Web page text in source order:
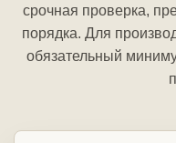
срочная проверка,
порядка. Для
обязательный